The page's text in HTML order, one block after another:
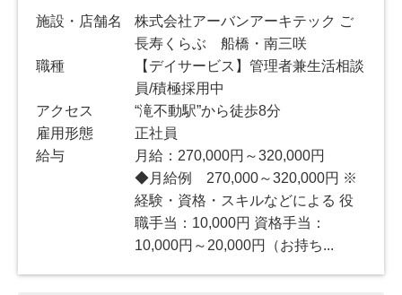
施設・店舗名
株式会社アーバンアーキテック ご
長寿くらぶ 船橋・南三咲
職種
【デイサービス】管理者兼生活相談
員/積極採用中
アクセス
“滝不動駅”から徒歩8分
雇用形態
正社員
給与
月給：270,000円～320,000円
◆月給例 270,000～320,000円 ※
経験・資格・スキルなどによる 役
職手当：10,000円 資格手当：
10,000円～20,000円（お持ち...